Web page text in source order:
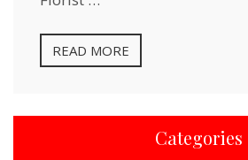
READ MORE
Categories